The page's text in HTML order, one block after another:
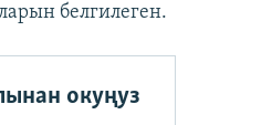
белгилеген.
окуңуз